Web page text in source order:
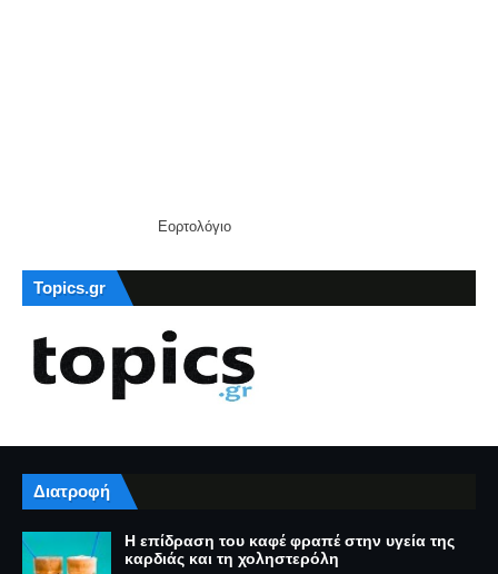
Εορτολόγιο
Topics.gr
Διατροφή
Η επίδραση του καφέ φραπέ στην υγεία της
καρδιάς και τη χοληστερόλη